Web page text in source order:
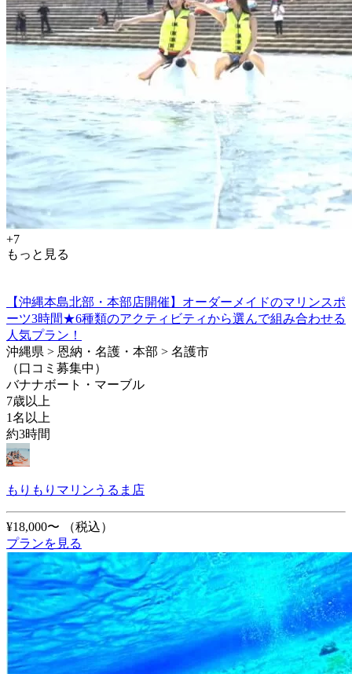
+7
もっと見る
【沖縄本島北部・本部店開催】オーダーメイドのマリンスポ
ーツ3時間★6種類のアクティビティから選んで組み合わせる
人気プラン！
沖縄県 > 恩納・名護・本部 > 名護市
（口コミ募集中）
バナナボート・マーブル
7歳以上
1名以上
約3時間
もりもりマリンうるま店
¥18,000〜
（税込）
プランを見る